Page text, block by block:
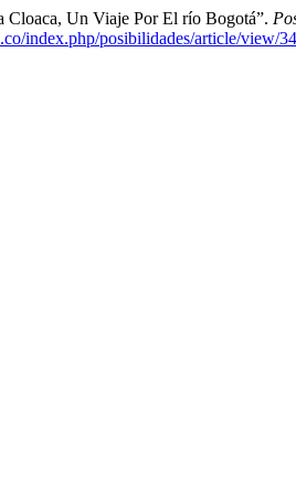
Cloaca, Un Viaje Por El río Bogotá”.
index.php/posibilidades/article/view/